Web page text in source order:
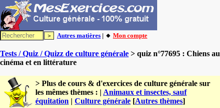
Autres matières | 🔸 Mon compte
Tests / Quiz / Quizz de culture générale > quiz n°77695 : Chiens au
cinéma et en littérature
> Plus de cours & d'exercices de culture générale sur
les mêmes thèmes : | Animaux et insectes, sauf
équitation | Culture générale [Autres thèmes]